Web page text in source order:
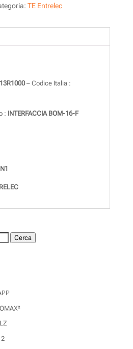
TE Entrelec
– Codice Italia :
: INTERFACCIA BOM-16-F
Cerca